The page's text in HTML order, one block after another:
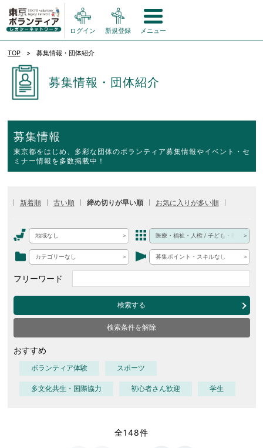
ログイン 新規登録 メニュー
TOP 募集情報・団体紹介
募集情報・団体紹介
募集情報
東京都をはじめ、多彩な団体のボランティア募集情報やイベント・セ
ミナー情報を多数掲載中！
新着順 古い順 締め切りが早い順 お気に入りが多い順
地域なし 医療・福祉・人権 / 子ども・教育
カテゴリーなし 募集ポイント・スキルなし
フリーワード
検索する
検索条件を解除
おすすめ
ボランティア体験 スポーツ
多文化共生・国際協力 初心者さん歓迎 学生
全148件